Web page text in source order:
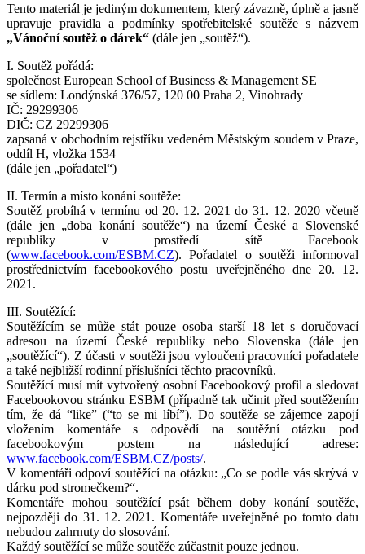
Tento materiál je jediným dokumentem, který závazně, úplně a jasně
upravuje pravidla a podmínky spotřebitelské soutěže s názvem
„Vánoční soutěž o dárek“ (dále jen „soutěž“).
I. Soutěž pořádá:
společnost European School of Business & Management SE
se sídlem: Londýnská 376/57, 120 00 Praha 2, Vinohrady
IČ: 29299306
DIČ: CZ 29299306
zapsaná v obchodním rejstříku vedeném Městským soudem v Praze,
oddíl H, vložka 1534
(dále jen „pořadatel“)
II. Termín a místo konání soutěže:
Soutěž probíhá v termínu od 20. 12. 2021 do 31. 12. 2020 včetně
(dále jen „doba konání soutěže“) na území České a Slovenské
republiky v prostředí sítě Facebook
(www.facebook.com/ESBM.CZ). Pořadatel o soutěži informoval
prostřednictvím facebookového postu uveřejněného dne 20. 12.
2021.
III. Soutěžící:
Soutěžícím se může stát pouze osoba starší 18 let s doručovací
adresou na území České republiky nebo Slovenska (dále jen
„soutěžící“). Z účasti v soutěži jsou vyloučeni pracovníci pořadatele
a také nejbližší rodinní příslušníci těchto pracovníků.
Soutěžící musí mít vytvořený osobní Facebookový profil a sledovat
Facebookovou stránku ESBM (případně tak učinit před soutěžením
tím, že dá “like” (“to se mi líbí”). Do soutěže se zájemce zapojí
vložením komentáře s odpovědí na soutěžní otázku pod
facebookovým postem na následující adrese:
www.facebook.com/ESBM.CZ/posts/.
V komentáři odpoví soutěžící na otázku: „Co se podle vás skrývá v
dárku pod stromečkem?“.
Komentáře mohou soutěžící psát během doby konání soutěže,
nejpozději do 31. 12. 2021. Komentáře uveřejněné po tomto datu
nebudou zahrnuty do slosování.
Každý soutěžící se může soutěže zúčastnit pouze jednou.